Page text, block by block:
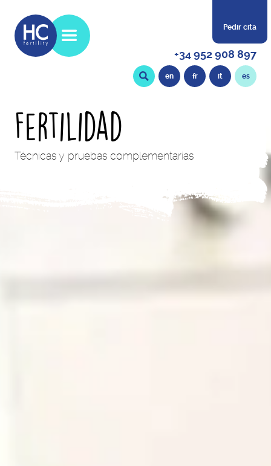
Pedir cita
+34 952 908 897
en fr it es
Fertilidad
Técnicas y pruebas complementarias